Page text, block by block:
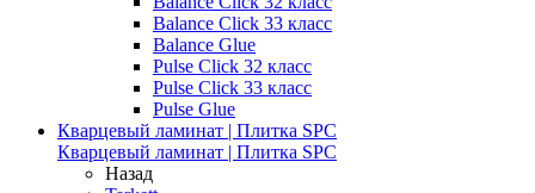
Balance Click 33 класс
Balance Glue
Pulse Click 32 класс
Pulse Click 33 класс
Pulse Glue
Кварцевый ламинат | Плитка SPC
Кварцевый ламинат | Плитка SPC
Назад